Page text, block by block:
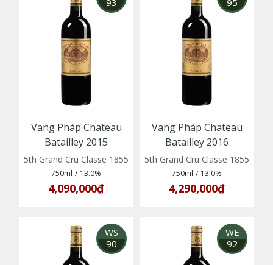
93
Vang Pháp Chateau
Batailley 2015
5th Grand Cru Classe 1855
750ml / 13.0%
4,090,000₫
95
Vang Pháp Chateau
Batailley 2016
5th Grand Cru Classe 1855
750ml / 13.0%
4,290,000₫
WS
90
WE
92